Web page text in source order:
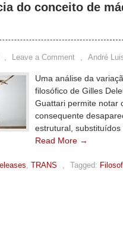
do conceito de
, Leave a Comment , André
Uma análise da
filosófico de Gilles
Guattari permite notar
consequente
estrutural,
Read More →
, TRANS , Tagged: